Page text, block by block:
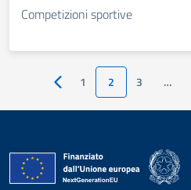
Competizioni sportive
Pagina precedente
1 2 3 …